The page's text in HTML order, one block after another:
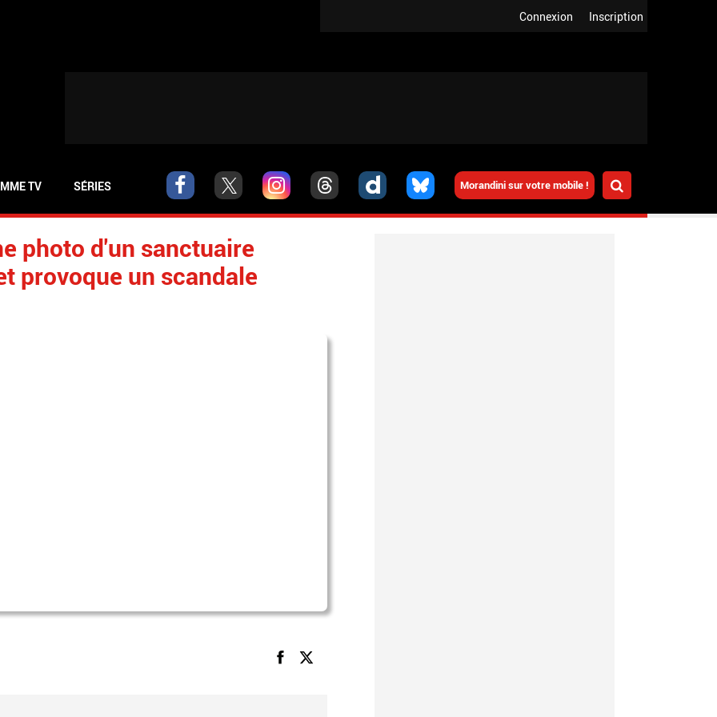
Inscription
Connexion
Morandini sur votre mobile !
TV SÉRIES
photo d'un sanctuaire
provoque un scandale